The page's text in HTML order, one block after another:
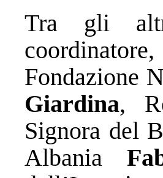
Tra gli
coordinatore,
Fondazione
Giardina,
Signora del
Albania